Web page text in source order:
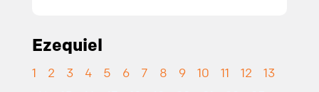
Ezequiel
1 2 3 4 5 6 7 8 9 10 11 12
13